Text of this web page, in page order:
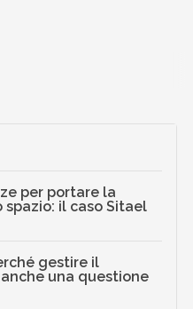
per portare la
spazio: il caso Sitael
gestire il
una questione